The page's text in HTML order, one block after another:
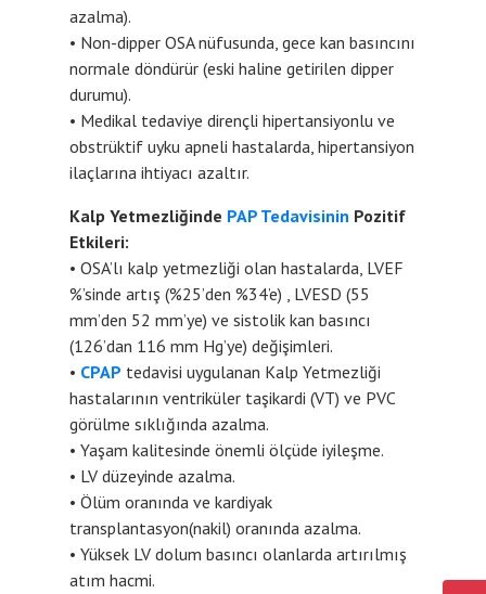
azalma).
• Non-dipper OSA nüfusunda, gece kan basıncını
normale döndürür (eski haline getirilen dipper
durumu).
• Medikal tedaviye dirençli hipertansiyonlu ve
obstrüktif uyku apneli hastalarda, hipertansiyon
ilaçlarına ihtiyacı azaltır.
Kalp Yetmezliğinde PAP Tedavisinin Pozitif
Etkileri:
• OSA’lı kalp yetmezliği olan hastalarda, LVEF
%’sinde artış (%25’den %34’e) , LVESD (55
mm’den 52 mm’ye) ve sistolik kan basıncı
(126’dan 116 mm Hg’ye) değişimleri.
• CPAP tedavisi uygulanan Kalp Yetmezliği
hastalarının ventriküler taşikardi (VT) ve PVC
görülme sıklığında azalma.
• Yaşam kalitesinde önemli ölçüde iyileşme.
• LV düzeyinde azalma.
• Ölüm oranında ve kardiyak
transplantasyon(nakil) oranında azalma.
• Yüksek LV dolum basıncı olanlarda artırılmış
atım hacmi.